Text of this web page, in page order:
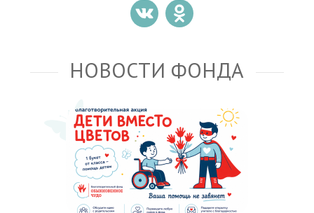
НОВОСТИ ФОНДА